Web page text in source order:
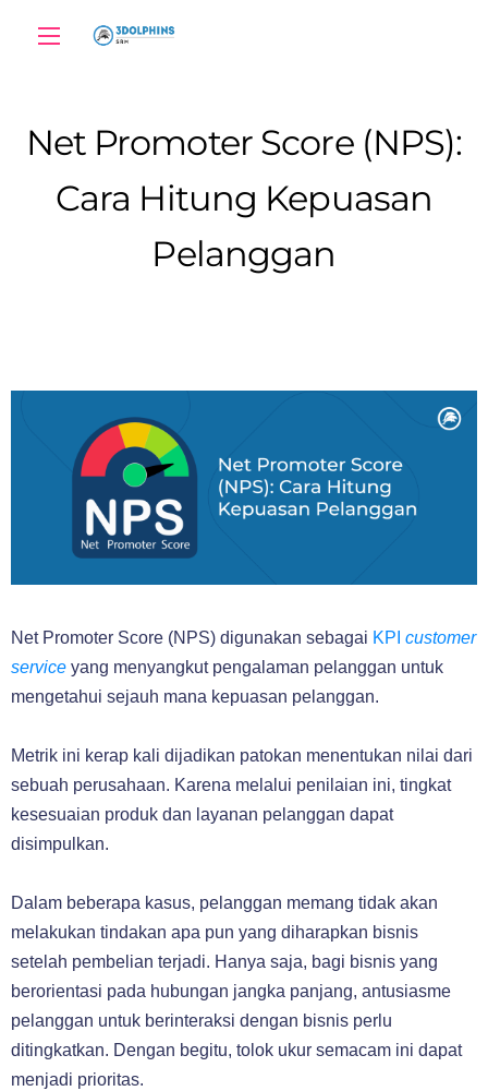
Net Promoter Score (NPS):
Cara Hitung Kepuasan
Pelanggan
Net Promoter Score (NPS) digunakan sebagai KPI customer
service yang menyangkut pengalaman pelanggan untuk
mengetahui sejauh mana kepuasan pelanggan.
Metrik ini kerap kali dijadikan patokan menentukan nilai dari
sebuah perusahaan. Karena melalui penilaian ini, tingkat
kesesuaian produk dan layanan pelanggan dapat
disimpulkan.
Dalam beberapa kasus, pelanggan memang tidak akan
melakukan tindakan apa pun yang diharapkan bisnis
setelah pembelian terjadi. Hanya saja, bagi bisnis yang
berorientasi pada hubungan jangka panjang, antusiasme
pelanggan untuk berinteraksi dengan bisnis perlu
ditingkatkan. Dengan begitu, tolok ukur semacam ini dapat
menjadi prioritas.